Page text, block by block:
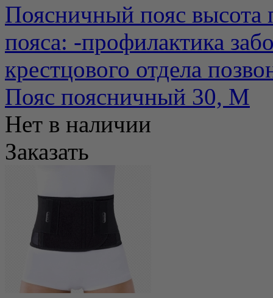
Поясничный пояс высота
пояса: -профилактика
крестцового отдела
Пояс поясничный 30, M
Нет в наличии
Заказать